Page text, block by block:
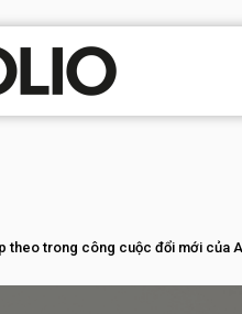
theo trong công cuộc đổi mới của